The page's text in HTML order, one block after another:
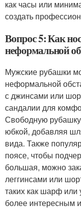
как часы или
создать
Вопрос 5: Как
неформальной
Мужские рубашки
неформальной
с джинсами или
сандалии для
Свободную
юбкой, добавляя
вида. Также
поясе, чтобы
большая, можно
леггинсами или
таких как шарф или
более интересным